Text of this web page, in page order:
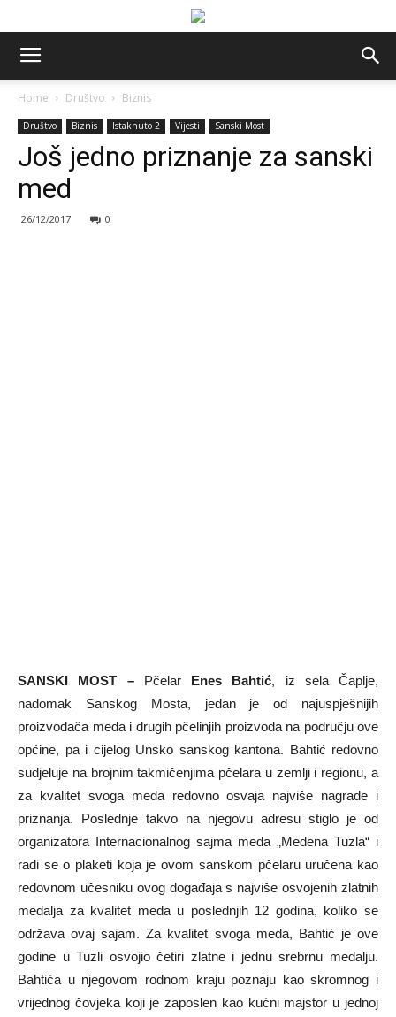
Home Društvo Biznis
Društvo Biznis Istaknuto 2 Vijesti Sanski Most
Još jedno priznanje za sanski
med
26/12/2017 0
SANSKI MOST –Pčelar Enes Bahtić, iz sela Čaplje,
nadomak Sanskog Mosta, jedan je od najuspješnijih
proizvođača meda i drugih pčelinjih proizvoda na području ove
općine, pa i cijelog Unsko sanskog kantona. Bahtić redovno
sudjeluje na brojnim takmičenjima pčelara u zemlji i regionu, a
za kvalitet svoga meda redovno osvaja najviše nagrade i
priznanja. Poslednje takvo na njegovu adresu stiglo je od
organizatora Internacionalnog sajma meda „Medena Tuzla“ i
radi se o plaketi koja je ovom sanskom pčelaru uručena kao
redovnom učesniku ovog događaja s najviše osvojenih zlatnih
medalja za kvalitet meda u poslednjih 12 godina, koliko se
održava ovaj sajam. Za kvalitet svoga meda, Bahtić je ove
godine u Tuzli osvojio četiri zlatne i jednu srebrnu medalju.
Bahtića u njegovom rodnom kraju poznaju kao skromnog i
vrijednog čovjeka koji je zaposlen kao kućni majstor u jednoj